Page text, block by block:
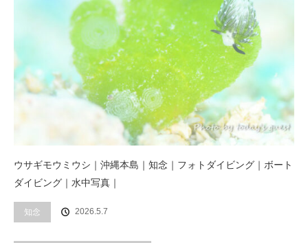
ウサギモウミウシ｜沖縄本島｜知念｜フォトダイビング｜ボート
ダイビング｜水中写真｜
知念 2026.5.7